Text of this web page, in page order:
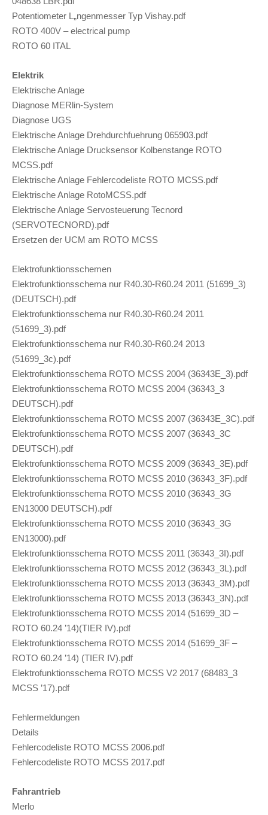
Potentiometer L„ngenmesser Typ Vishay.pdf
ROTO 400V – electrical pump
ROTO 60 ITAL
Elektrik
Elektrische Anlage
Diagnose MERlin-System
Diagnose UGS
Elektrische Anlage Drehdurchfuehrung 065903.pdf
Elektrische Anlage Drucksensor Kolbenstange ROTO
MCSS.pdf
Elektrische Anlage Fehlercodeliste ROTO MCSS.pdf
Elektrische Anlage RotoMCSS.pdf
Elektrische Anlage Servosteuerung Tecnord
(SERVOTECNORD).pdf
Ersetzen der UCM am ROTO MCSS
Elektrofunktionsschemen
Elektrofunktionsschema nur R40.30-R60.24 2011 (51699_3)
(DEUTSCH).pdf
Elektrofunktionsschema nur R40.30-R60.24 2011
(51699_3).pdf
Elektrofunktionsschema nur R40.30-R60.24 2013
(51699_3c).pdf
Elektrofunktionsschema ROTO MCSS 2004 (36343E_3).pdf
Elektrofunktionsschema ROTO MCSS 2004 (36343_3
DEUTSCH).pdf
Elektrofunktionsschema ROTO MCSS 2007 (36343E_3C).pdf
Elektrofunktionsschema ROTO MCSS 2007 (36343_3C
DEUTSCH).pdf
Elektrofunktionsschema ROTO MCSS 2009 (36343_3E).pdf
Elektrofunktionsschema ROTO MCSS 2010 (36343_3F).pdf
Elektrofunktionsschema ROTO MCSS 2010 (36343_3G
EN13000 DEUTSCH).pdf
Elektrofunktionsschema ROTO MCSS 2010 (36343_3G
EN13000).pdf
Elektrofunktionsschema ROTO MCSS 2011 (36343_3I).pdf
Elektrofunktionsschema ROTO MCSS 2012 (36343_3L).pdf
Elektrofunktionsschema ROTO MCSS 2013 (36343_3M).pdf
Elektrofunktionsschema ROTO MCSS 2013 (36343_3N).pdf
Elektrofunktionsschema ROTO MCSS 2014 (51699_3D –
ROTO 60.24 ’14)(TIER IV).pdf
Elektrofunktionsschema ROTO MCSS 2014 (51699_3F –
ROTO 60.24 ’14) (TIER IV).pdf
Elektrofunktionsschema ROTO MCSS V2 2017 (68483_3
MCSS ’17).pdf
Fehlermeldungen
Details
Fehlercodeliste ROTO MCSS 2006.pdf
Fehlercodeliste ROTO MCSS 2017.pdf
Fahrantrieb
Merlo